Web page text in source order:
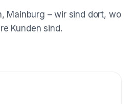
Mainburg – wir sind dort, wo
Kunden sind.